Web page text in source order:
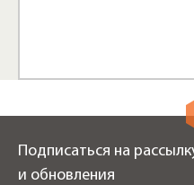
Подписаться на
и обновления